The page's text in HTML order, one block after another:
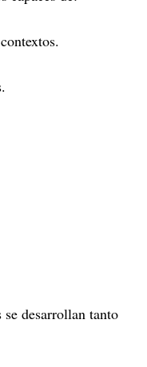
se desarrollan tanto